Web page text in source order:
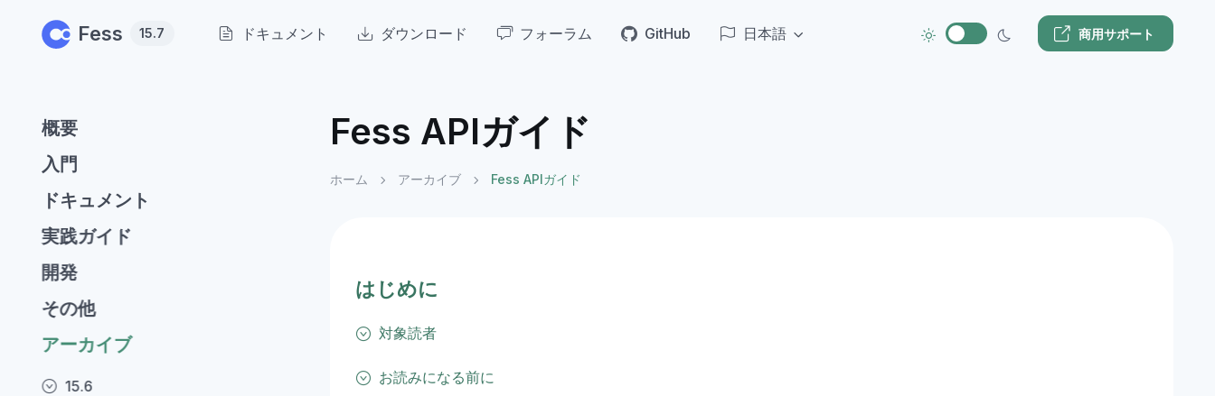
Fess 15.7 ドキュメント ダウンロード フォーラム GitHub 日本語 商用サポート
概要
入門
ドキュメント
実践ガイド
開発
その他
アーカイブ
15.6
Fess APIガイド
ホーム アーカイブ Fess APIガイド
はじめに
対象読者
お読みになる前に